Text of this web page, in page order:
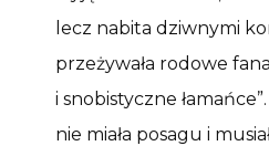
lecz nabita dziwnymi
przeżywała rodowe
i snobistyczne
nie miała posagu i